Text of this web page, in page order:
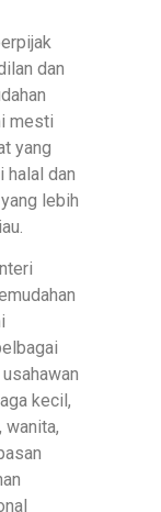
dan
mesti
yang
halal dan
lebih
kecil,
wanita,